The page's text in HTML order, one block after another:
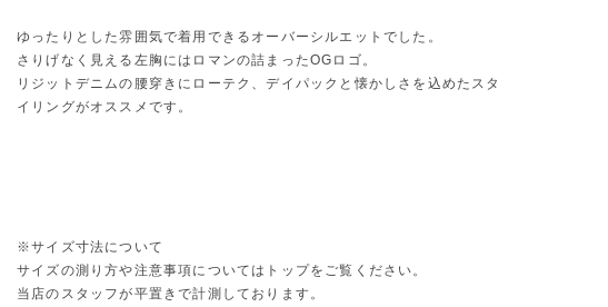
ゆったりとした雰囲気で着用できるオーバーシルエットでした。
さりげなく見える左胸にはロマンの詰まったOGロゴ。
リジットデニムの腰穿きにローテク、デイパックと懐かしさを込めたスタ
イリングがオススメです。
※サイズ寸法について
サイズの測り方や注意事項についてはトップをご覧ください。
当店のスタッフが平置きで計測しております。